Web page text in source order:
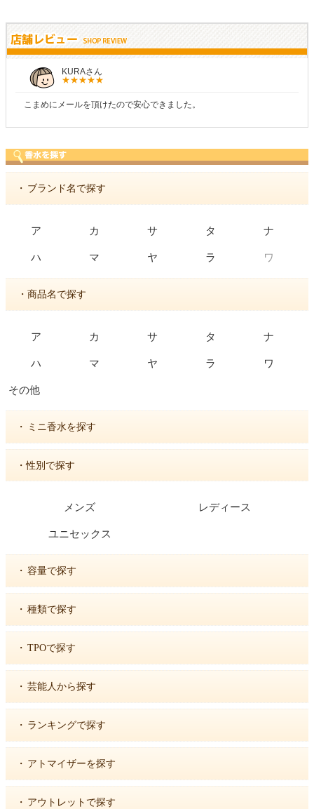
KURAさん
こまめにメールを頂けたので安心できました。
・ ブランド名で探す
ア カ サ タ ナ
ハ マ ヤ ラ ワ
・商品名で探す
ア カ サ タ ナ
ハ マ ヤ ラ ワ
その他
・ ミニ香水を探す
・性別で探す
メンズ レディース
ユニセックス
・ 容量で探す
・ 種類で探す
・ TPOで探す
・ 芸能人から探す
・ ランキングで探す
・ アトマイザーを探す
・ アウトレットで探す